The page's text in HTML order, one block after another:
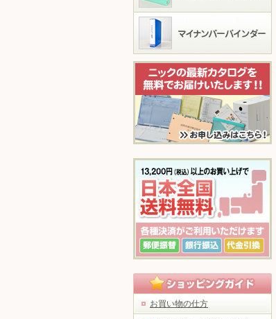
お買い物の仕方